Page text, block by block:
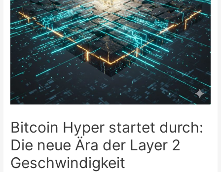
Bitcoin Hyper startet durch:
Die neue Ära der Layer 2
Geschwindigkeit